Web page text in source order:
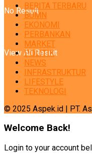
No Result
View All Result
BERITA TERBARU
BUMN
EKONOMI
PERBANKAN
MARKET
POLITIK
NEWS
INFRASTRUKTUR
LIFESTYLE
TEKNOLOGI
© 2025 Aspek.id | PT.
Welcome Back!
Login to your account